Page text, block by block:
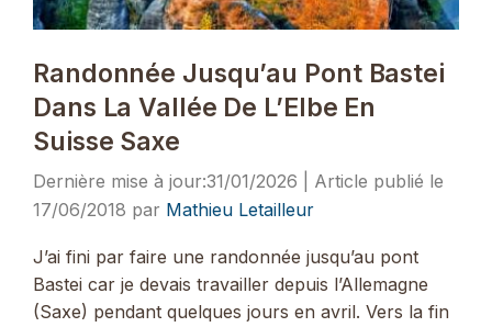
Randonnée Jusqu’au Pont Bastei
Dans La Vallée De L’Elbe En
Suisse Saxe
31/01/2026
17/06/2018 par Mathieu Letailleur
J’ai fini par faire une randonnée jusqu’au pont
Bastei car je devais travailler depuis l’Allemagne
(Saxe) pendant quelques jours en avril. Vers la fin